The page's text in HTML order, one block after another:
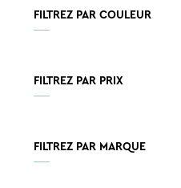
FILTREZ PAR COULEUR
FILTREZ PAR PRIX
FILTREZ PAR MARQUE